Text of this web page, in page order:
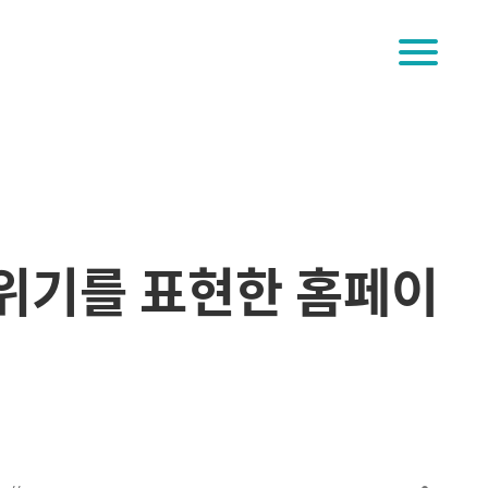
menu
기를 표현한 홈페이